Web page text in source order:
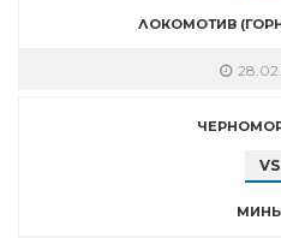
ЛОКОМОТИВ
VS